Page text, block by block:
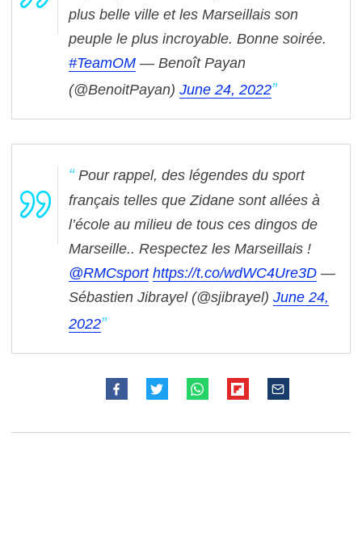
plus belle ville et les Marseillais son
peuple le plus incroyable. Bonne soirée.
#TeamOM — Benoît Payan
(@BenoitPayan) June 24, 2022
Pour rappel, des légendes du sport
français telles que Zidane sont allées à
l’école au milieu de tous ces dingos de
Marseille.. Respectez les Marseillais !
@RMCsport https://t.co/wdWC4Ure3D —
Sébastien Jibrayel (@sjibrayel) June 24,
2022